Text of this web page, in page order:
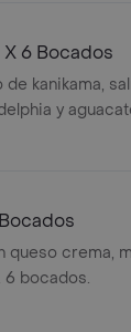
6 Bocados
de kanikama,
y
de camarón.
queso crema,
6 bocados.